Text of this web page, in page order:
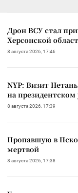
Дрон ВСУ стал
Херсонской
8 августа 2026, 17:46
NYP: Визит
на президентском
8 августа 2026, 17:39
Пропавшую в
мертвой
8 августа 2026, 17:38